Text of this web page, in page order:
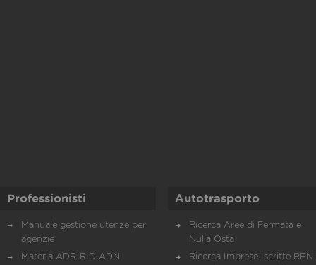
Professionisti
Manuale gestione utenze per
agenzie
Materia ADR-RID-ADN
Autotrasporto
Ricerca Aree di Fermata e
Nulla Osta
Ricerca Imprese Iscritte REN